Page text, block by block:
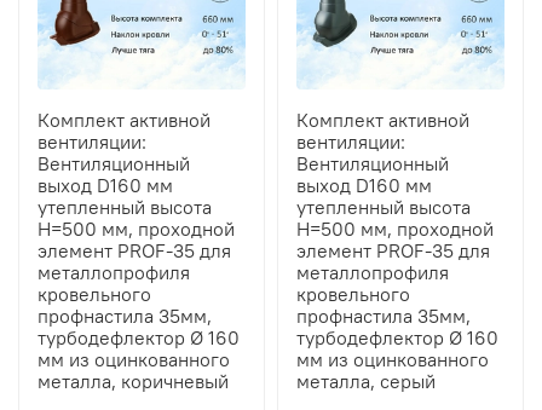
Комплект активной
вентиляции:
Вентиляционный
выход D160 мм
утепленный высота
H=500 мм, проходной
элемент PROF-35 для
металлопрофиля
кровельного
профнастила 35мм,
турбодефлектор Ø 160
мм из оцинкованного
металла, коричневый
Комплект активной
вентиляции:
Вентиляционный
выход D160 мм
утепленный высота
H=500 мм, проходной
элемент PROF-35 для
металлопрофиля
кровельного
профнастила 35мм,
турбодефлектор Ø 160
мм из оцинкованного
металла, серый